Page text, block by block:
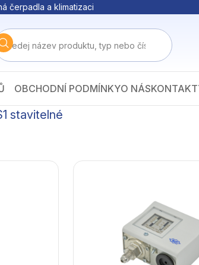
čerpadla a klimatizaci
OBCHODNÍ PODMÍNKYO NÁS
stavitelné